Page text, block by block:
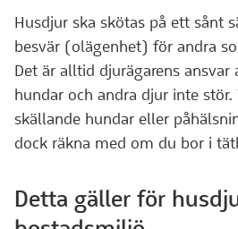
Husdjur ska skötas på ett sånt
besvär (olägenhet) för andra
Det är alltid djurägarens
hundar och andra djur inte
skällande hundar eller
dock räkna med om du bor i
Detta gäller för